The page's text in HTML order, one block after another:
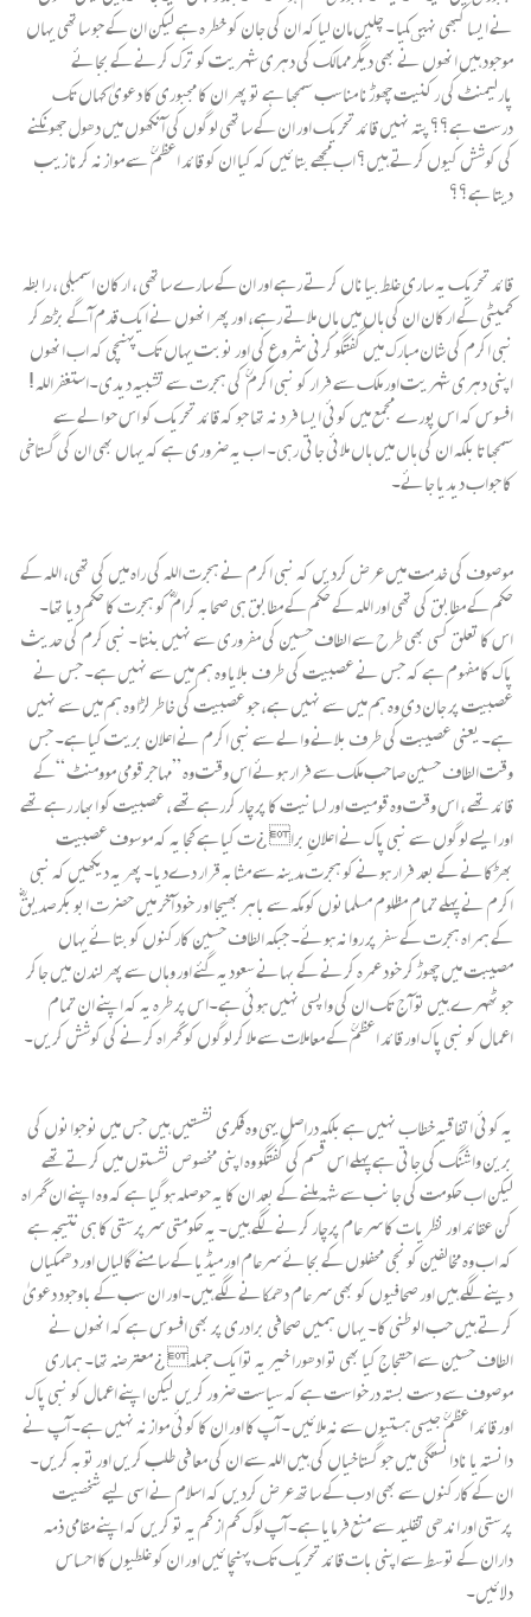
نے ایسا کبھی نہیںکیا ۔ چلیں مان لیا کہ ان کی جان کو خطرہ ہے لیکن ان کے جو ساتھی یہاں
موجود ہیں انھوں نے بھی دیگر ممالک کی دہری شہریت کو ترک کرنے کے بجائے
پارلیمنٹ کی رکنیت چھوڑنا مناسب سمجھا ہے تو پھر ان کا مجبوری کا دعویٰ کہاں تک
درست ہے؟؟ پتہ نہیں قائد تحریک اور ان کے ساتھی لوگوں کی آنکھوں میں دھول جھونکنے
کی کوشش کیوں کرتے ہیں؟ اب مجھے بتائیں کہ کیا ان کو قائد اعظم ؒ سے موازنہ کرنا زیب
دیتا ہے؟؟
قائد تحریک یہ ساری غلط بیاناں کرتے رہے اور ان کے سارے ساتھی ، ارکان اسمبلی ، رابطہ
کمیٹی کے ارکان ان کی ہاں میں ہاں ملاتے رہے، اور پھر انھوں نے ایک قدم آگے بڑھ کر
نبی اکرم کی شان مبارک میں گفتگو کرنی شروع کی اور نوبت یہاں تک پہنچی کہ اب انھوں
اپنی دہری شہریت اور ملک سے فرار کو نبی اکرم ؒ کی ہجرت سے تشبیہ دیدی۔استغفراللہ !
افسوس کہ اس پورے مجمع میں کوئی ایسا فرد نہ تھا جو کہ قائد تحریک کو اس حوالے سے
سمجھاتا بلکہ ان کی ہاں میں ہاں ملائی جاتی رہی۔ اب یہ ضروری ہے کہ یہاں بھی ان کی گستاخی
کا جواب دیدیا جائے۔
موصوف کی خدمت میں عرض کردیں کہ نبی اکرم نے ہجرت اللہ کی راہ میں کی تھی، اللہ کے
حکم کے مطابق کی تھی اور اللہ کے حکم کے مطابق ہی صحابہ کرام ؓ کو ہجرت کا حکم دیا تھا۔
اس کا تعلق کسی بھی طرح سے الطاف حسین کی مفروری سے نہیں بنتا ۔ نبی کرم کی حدیث
پاک کا مفہوم ہے کہ جس نے عصبیت کی طرف بلایا وہ ہم میں سے نہیں ہے۔ جس نے
عصبیت پر جان دی وہ ہم میں سے نہیں ہے، جو عصبیت کی خاطر لڑا وہ ہم میں سے نہیں
ہے۔ یعنی عصیبت کی طرف بلانے والے سے نبی اکرم نے اعلان بریت کیا ہے۔ جس
وقت الطاف حسین صاحب ملک سے فرار ہوئے اس وقت وہ ”مہاجر قومی موومنٹ “کے
قائد تھے ، اس وقت وہ قومیت اور لسانیت کا پرچار کررہے تھے ، عصبیت کو ابھار رہے تھے
اور ایسے لوگوں سے نبی پاک نے اعلانِ برا¿ت کیا ہے کجا یہ کہ موسوف عصبیت
بھڑکانے کے بعد فرار ہونے کو ہجرت مدینہ سے مشابہ قرار دےدیا۔ پھر یہ دیکھیں کہ نبی
اکرم نے پہلے تمام مظلوم مسلمانوں کو مکہ سے باہر بھیجا او ر خود آخر میں حضرت ابو بکر صدیق ؓ
کے ہمراہ ہجرت کے سفر پر روانہ ہوئے۔ جبکہ الطاف حسین کارکنوں کو بتائے یہاں
مصیبت میں چھوڑ کر خود عمرہ کرنے کے بہانے سعودیہ گئے اور وہاں سے پھر لندن میں جاکر
جو ٹھہرے ہیں تو آج تک ان کی واپسی نہیں ہوئی ہے۔اس پر طرہ یہ کہ اپنے ان تمام
اعمال کو نبی پاک اور قائد اعظمؒ کے معاملات سے ملا کر لوگوں کو گمراہ کرنے کی کوشش کریں۔
یہ کوئی اتفاقیہ خطاب نہیں ہے بلکہ دراصل یہی وہ فکری نشستیں ہیں جس میں نوجوانوں کی
برین واشنگ کی جاتی ہے پہلے اس قسم کی گفتگو وہ اپنی مخصوص نشستوں میں کرتے تھے
لیکن اب حکومت کی جانب سے شہہ ملنے کے بعد ان کا یہ حوصلہ ہوگیا ہے کہ وہ اپنے ان گمراہ
کن عقائد اور نظریات کا سر عام پرچار کرنے لگے ہیں۔ یہ حکومتی سرپرستی کا ہی نتیجہ ہے
کہ اب وہ مخالفین کو نجی محفلوں کے بجائے سرعام اور میڈیا کے سامنے گالیاں اور دھمکیاں
دینے لگے ہیں اور صحافیوں کو بھی سر عام دھمکانے لگے ہیں۔اور ان سب کے باوجود دعویٰ
کرتے ہیں حب الوطنی کا۔ یہاں ہمیں صحافی برادری پر بھی افسوس ہے کہ انھوں نے
الطاف حسین سے احتجاج کیا بھی تو ادھورا خیر یہ توایک جملہ¿ معترضہ تھا۔ ہماری
موصوف سے دست بستہ درخواست ہے کہ سیاست ضرور کریں لیکن اپنے اعمال کو نبی پاک
اور قائد اعظم ؒ جیسی ہستیوں سے نہ ملائیں ۔ آپ کا اور ان کا کوئی موازنہ نہیں ہے۔ آپ نے
دانستہ یا نادانستگی میں جو گستاخیاں کی ہیں اللہ سے ان کی معافی طلب کریں اور توبہ کریں۔
ان کے کارکنوں سے بھی ادب کے ساتھ عرض کردیں کہ اسلام نے اسی لیے شخصیت
پرستی اور اندھی تقلید سے منع فرمایا ہے۔ آپ لوگ کم از کم یہ تو کریں کہ اپنے مقامی ذمہ
داران کے توسط سے اپنی بات قائد تحریک تک پہنچائیں اور ان کو غلطیوں کا احساس
دلائیں۔